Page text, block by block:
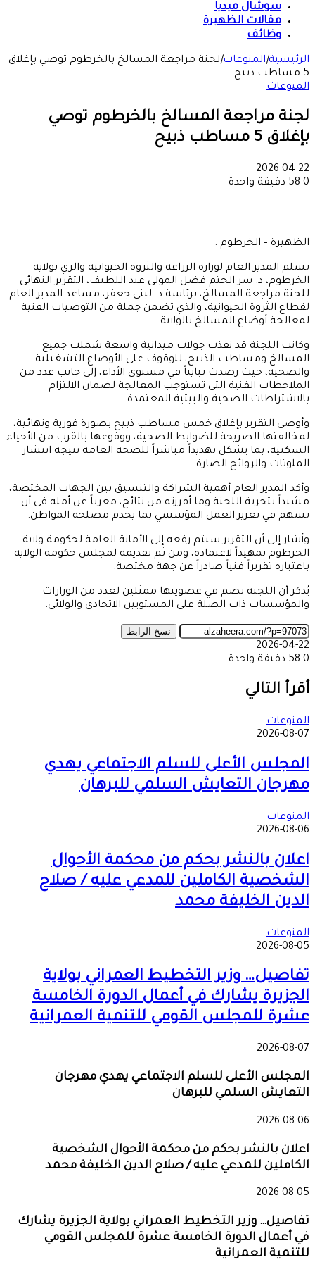
سوشال ميديا
مقالات الظهيرة
وظائف
الرئيسية|المنوعات|لجنة مراجعة المسالخ بالخرطوم توصي بإغلاق
5 مساطب ذبيح
المنوعات
لجنة مراجعة المسالخ بالخرطوم توصي
بإغلاق 5 مساطب ذبيح
2026-04-22
0
دقيقة واحدة
الظهيرة – الخرطوم :
تسلم المدير العام لوزارة الزراعة والثروة الحيوانية والري بولاية
الخرطوم، د. سر الختم فضل المولى عبد اللطيف، التقرير النهائي
للجنة مراجعة المسالخ، برئاسة د. لبنى جعفر، مساعد المدير العام
لقطاع الثروة الحيوانية، والذي تضمن جملة من التوصيات الفنية
لمعالجة أوضاع المسالخ بالولاية.
وكانت اللجنة قد نفذت جولات ميدانية واسعة شملت جميع
المسالخ ومساطب الذبيح، للوقوف على الأوضاع التشغيلية
والصحية، حيث رصدت تبايناً في مستوى الأداء، إلى جانب عدد من
الملاحظات الفنية التي تستوجب المعالجة لضمان الالتزام
بالاشتراطات الصحية والبيئية المعتمدة.
وأوصى التقرير بإغلاق خمس مساطب ذبيح بصورة فورية ونهائية،
لمخالفتها الصريحة للضوابط الصحية، ووقوعها بالقرب من الأحياء
السكنية، بما يشكل تهديداً مباشراً للصحة العامة نتيجة انتشار
الملوثات والروائح الضارة.
وأكد المدير العام أهمية الشراكة والتنسيق بين الجهات المختصة،
مشيداً بتجربة اللجنة وما أفرزته من نتائج، معرباً عن أمله في أن
تسهم في تعزيز العمل المؤسسي بما يخدم مصلحة المواطن.
وأشار إلى أن التقرير سيتم رفعه إلى الأمانة العامة لحكومة ولاية
الخرطوم تمهيداً لاعتماده، ومن ثم تقديمه لمجلس حكومة الولاية
باعتباره تقريراً فنياً صادراً عن جهة مختصة.
يُذكر أن اللجنة تضم في عضويتها ممثلين لعدد من الوزارات
والمؤسسات ذات الصلة على المستويين الاتحادي والولائي.
نسخ الرابط
2026-04-22
0
دقيقة واحدة
عبر
البريد
أقرأ التالي
المنوعات
2026-08-07
المجلس الأعلى للسلم الاجتماعي يهدي
مهرجان التعايش السلمي للبرهان
المنوعات
2026-08-06
اعلان بالنشر بحكم من محكمة الأحوال
الشخصية الكاملين للمدعي عليه / صلاح
الدين الخليفة محمد
المنوعات
2026-08-05
تفاصيل… وزير التخطيط العمراني بولاية
الجزيرة يشارك في أعمال الدورة الخامسة
عشرة للمجلس القومي للتنمية العمرانية
2026-08-07
المجلس الأعلى للسلم الاجتماعي يهدي مهرجان
التعايش السلمي للبرهان
2026-08-06
اعلان بالنشر بحكم من محكمة الأحوال الشخصية
الكاملين للمدعي عليه / صلاح الدين الخليفة محمد
2026-08-05
تفاصيل… وزير التخطيط العمراني بولاية الجزيرة يشارك
في أعمال الدورة الخامسة عشرة للمجلس القومي
للتنمية العمرانية